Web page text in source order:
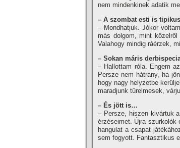
nem mindenkinek adatik
– A szombat esti is
– Mondhatjuk. Jókor
más dolgom, mint
Valahogy mindig ráérzek,
– Sokan máris
– Hallottam róla. Engem
Persze nem hátrány, ha
hogy nagy helyzetbe
maradjunk türelmesek,
– És jött is…
– Persze, hiszen kivártuk
érzéseimet. Újra szurkolók
hangulat a csapat
sem fogyott. Fantasztikus